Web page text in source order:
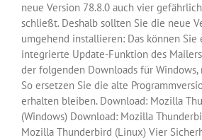
neue Version 78.8.0 auch vier
schließt. Deshalb sollten Sie die neue
umgehend installieren: Das können
integrierte Update-Funktion des
der folgenden Downloads für Windows,
So ersetzen Sie die alte
erhalten bleiben. Download: Mozilla
(Windows) Download: Mozilla
Mozilla Thunderbird (Linux) Vier